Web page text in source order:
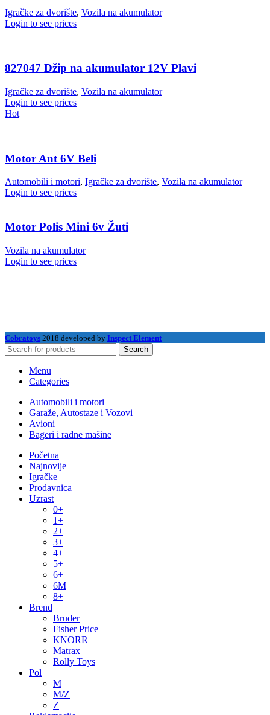
Igračke za dvorište, Vozila na akumulator
Login to see prices
827047 Džip na akumulator 12V Plavi
Igračke za dvorište, Vozila na akumulator
Login to see prices
Hot
Motor Ant 6V Beli
Automobili i motori, Igračke za dvorište, Vozila na akumulator
Login to see prices
Motor Polis Mini 6v Žuti
Vozila na akumulator
Login to see prices
Cobratoys 2018 developed by Inspect Element
Search
Menu
Categories
Automobili i motori
Garaže, Autostaze i Vozovi
Avioni
Bageri i radne mašine
Početna
Najnovije
Igračke
Prodavnica
Uzrast
0+
1+
2+
3+
4+
5+
6+
6M
8+
Brend
Bruder
Fisher Price
KNORR
Matrax
Rolly Toys
Pol
M
M/Z
Z